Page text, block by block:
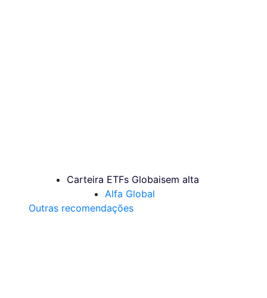
Carteira ETFs Globaisem alta
Alfa Global
Outras recomendações